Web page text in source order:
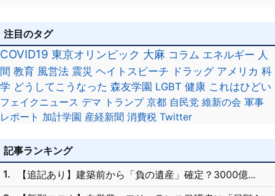
注目のタグ
COVID19 東京オリンピック 大麻 コラム エネルギー 人
間 教育 風営法 震災 ヘイトスピーチ ドラッグ アメリカ 科
学 どうしてこうなった 森友学園 LGBT 健康 これはひどい
フェイクニュース デマ トランプ 京都 自民党 維新の会 軍事
レポート 加計学園 産経新聞 消費税 Twitter
記事ランキング
【追記あり】建築前から「負の遺産」確定？3000億...